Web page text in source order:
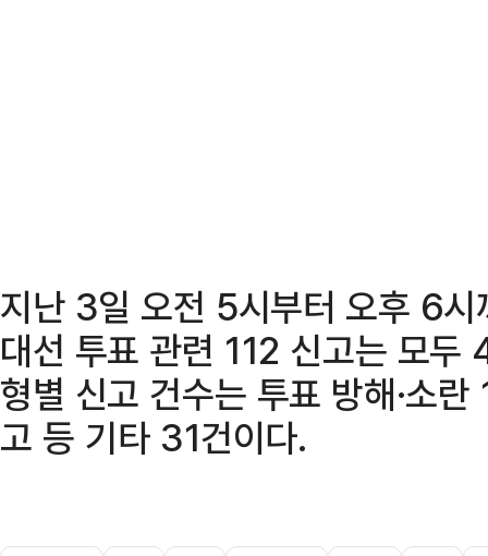
지난 3일 오전 5시부터 오후 6시
대선 투표 관련 112 신고는 모두
형별 신고 건수는 투표 방해·소
고 등 기타 31건이다.